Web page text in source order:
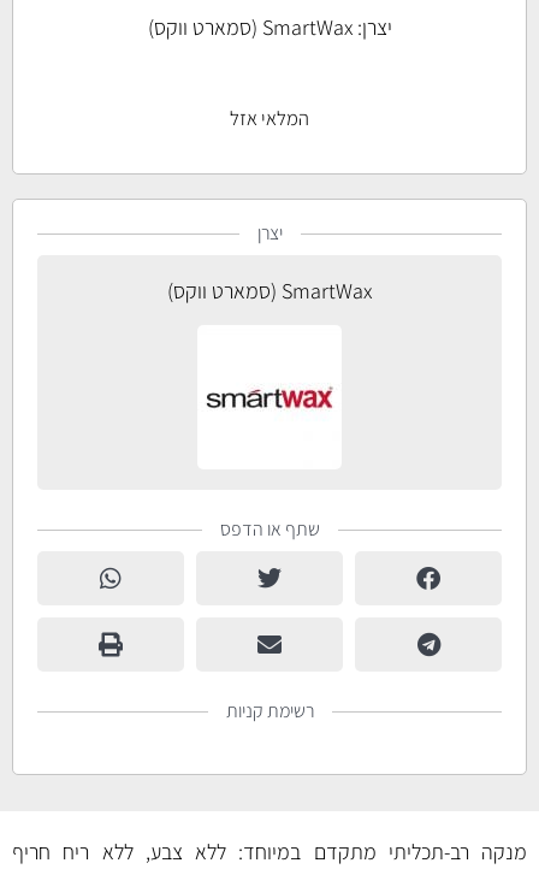
יצרן:SmartWax (סמארט ווקס)
המלאי אזל
יצרן
SmartWax (סמארט ווקס)
שתף או הדפס
רשימת קניות
מנקה רב-תכליתי מתקדם במיוחד: ללא צבע, ללא ריח חריף